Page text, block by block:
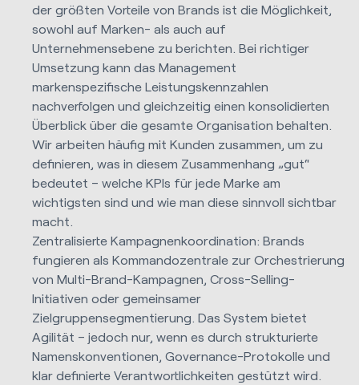
der größten Vorteile vonBrands ist die Möglichkeit,
sowohl auf Marken- als auch auf
Unternehmensebene zu berichten. Bei richtiger
Umsetzung kann das Management
markenspezifische Leistungskennzahlen
nachverfolgen und gleichzeitig einen konsolidierten
Überblick über die gesamte Organisation behalten.
Wir arbeiten häufig mit Kunden zusammen, um zu
definieren, was in diesem Zusammenhang „gut“
bedeutet – welche KPIs für jede Marke am
wichtigsten sind und wie man diese sinnvoll sichtbar
macht.
Zentralisierte Kampagnenkoordination: Brands
fungieren als Kommandozentrale zur Orchestrierung
von Multi-Brand-Kampagnen, Cross-Selling-
Initiativen oder gemeinsamer
Zielgruppensegmentierung. Das System bietet
Agilität – jedoch nur, wenn es durch strukturierte
Namenskonventionen, Governance-Protokolle und
klar definierte Verantwortlichkeiten gestützt wird.